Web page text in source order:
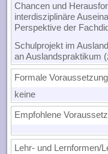
Chancen und
interdisziplinäre
Perspektive der
Schulprojekt im
an Auslandspraktikum
Formale
keine
Empfohlene
Lehr- und Lernformen/